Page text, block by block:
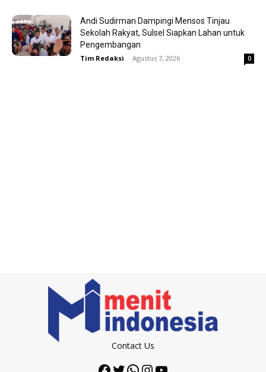
Andi Sudirman Dampingi Mensos Tinjau
Sekolah Rakyat, Sulsel Siapkan Lahan untuk
Pengembangan
Tim Redaksi - Agustus 7, 2026 0
Contact Us